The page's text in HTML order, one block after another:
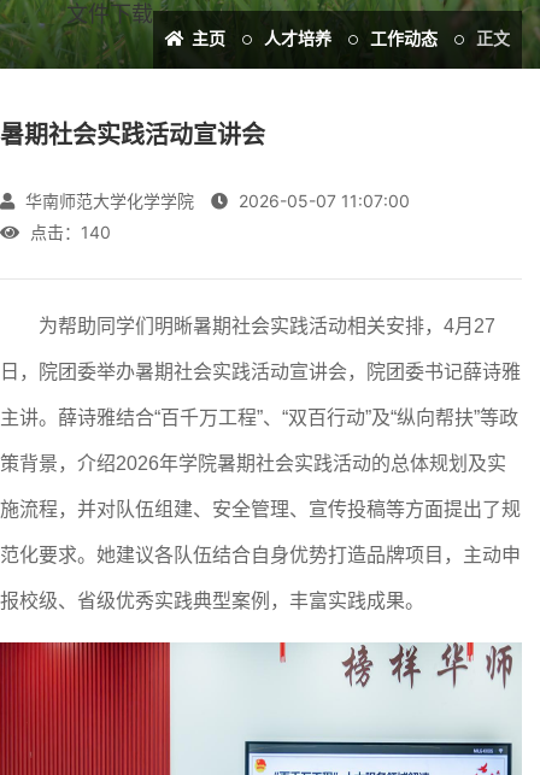
主页 人才培养 工作动态 正文
文件下载
暑期社会实践活动宣讲会
华南师范大学化学学院
2026-05-07 11:07:00
点击： 140
为帮助同学们明晰暑期社会实践活动相关安排，4月27
日，院团委举办暑期社会实践活动宣讲会，院团委书记薛诗雅
主讲。薛诗雅结合“百千万工程”、“双百行动”及“纵向帮扶”等政
策背景，介绍2026年学院暑期社会实践活动的总体规划及实
施流程，并对队伍组建、安全管理、宣传投稿等方面提出了规
范化要求。她建议各队伍结合自身优势打造品牌项目，主动申
报校级、省级优秀实践典型案例，丰富实践成果。